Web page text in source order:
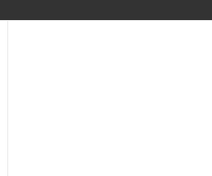
VATERFREUDEN
und Charlotte Puder